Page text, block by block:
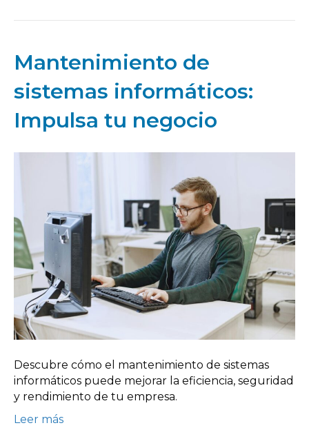
Mantenimiento de
sistemas informáticos:
Impulsa tu negocio
Descubre cómo el mantenimiento de sistemas
informáticos puede mejorar la eficiencia, seguridad
y rendimiento de tu empresa.
Leer más